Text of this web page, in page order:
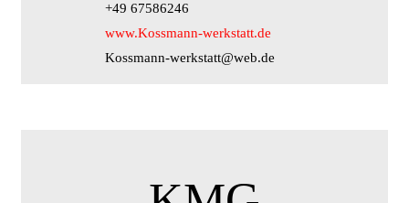
+49 67586246
www.Kossmann-werkstatt.de
Kossmann-werkstatt@web.de